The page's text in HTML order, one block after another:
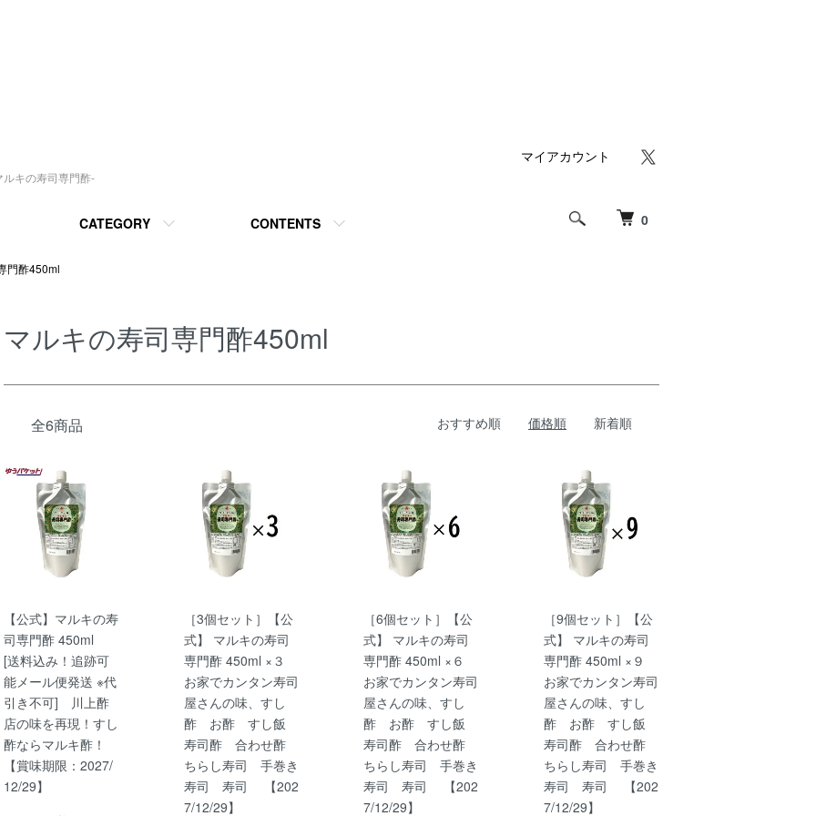
キの寿司専門酢-
0
CATEGORY CONTENTS
マイアカウント
門酢450ml
マルキの寿司専門酢450ml
全6商品 おすすめ順 価格順 新着順
【公式】マルキの寿
司専門酢 450ml
[送料込み！追跡可
能メール便発送 ※代
引き不可] 川上酢
店の味を再現！すし
酢ならマルキ酢！
【賞味期限：2027/
12/29】
［3個セット］【公
式】 マルキの寿司
専門酢 450ml ×３
お家でカンタン寿司
屋さんの味、すし
酢 お酢 すし飯
寿司酢 合わせ酢
ちらし寿司 手巻き
寿司 寿司 【202
7/12/29】
［6個セット］【公
式】 マルキの寿司
専門酢 450ml ×６
お家でカンタン寿司
屋さんの味、すし
酢 お酢 すし飯
寿司酢 合わせ酢
ちらし寿司 手巻き
寿司 寿司 【202
7/12/29】
［9個セット］【公
式】 マルキの寿司
専門酢 450ml ×９
お家でカンタン寿司
屋さんの味、すし
酢 お酢 すし飯
寿司酢 合わせ酢
ちらし寿司 手巻き
寿司 寿司 【202
7/12/29】